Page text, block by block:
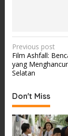
P
o
s
n
a
v
Previous post
Film Ashfall:
yang
Selatan
Don't Miss